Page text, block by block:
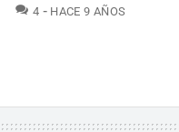
4 COMENTARIOS
HACE 9 AÑOS